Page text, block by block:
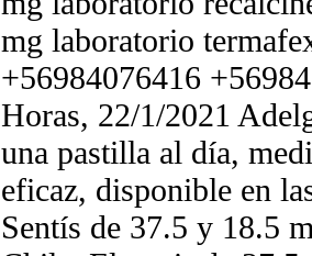
mg laboratorio
+56984076416
Horas, 22/1/2021
una pastilla al día,
eficaz, disponible en
Sentís de 37.5 y 18.5